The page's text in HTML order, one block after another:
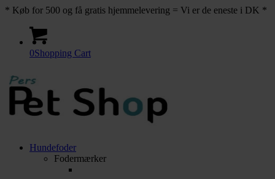
* Køb for 500 og få gratis hjemmelevering = Vi er de eneste i DK *
0Shopping Cart
Hundefoder
Fodermærker